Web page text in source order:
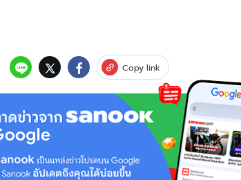
Copy link